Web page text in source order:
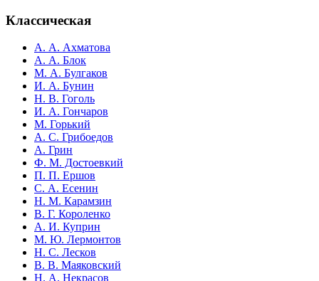
Классическая
А. А. Ахматова
А. А. Блок
М. А. Булгаков
И. А. Бунин
Н. В. Гоголь
И. А. Гончаров
М. Горький
А. С. Грибоедов
А. Грин
Ф. М. Достоевкий
П. П. Ершов
С. А. Есенин
Н. М. Карамзин
В. Г. Короленко
А. И. Куприн
М. Ю. Лермонтов
Н. С. Лесков
В. В. Маяковский
Н. А. Некрасов